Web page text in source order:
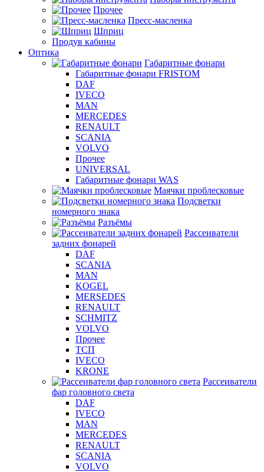
Прочее
Пресс-масленка
Шприц
Продув кабины
Оптика
Габаритные фонари
Габаритные фонари FRISTOM
DAF
IVECO
MAN
MERCEDES
RENAULT
SCANIA
VOLVO
Прочее
UNIVERSAL
Габаритные фонари WAS
Маячки проблесковые
Подсветки
номерного знака
Разъёмы
Рассеиватели
задних фонарей
DAF
SCANIA
MAN
KOGEL
MERSEDES
RENAULT
SCHMITZ
VOLVO
Прочее
ТСП
IVECO
KRONE
Рассеиватели
фар головного света
DAF
IVECO
MAN
MERCEDES
RENAULT
SCANIA
VOLVO